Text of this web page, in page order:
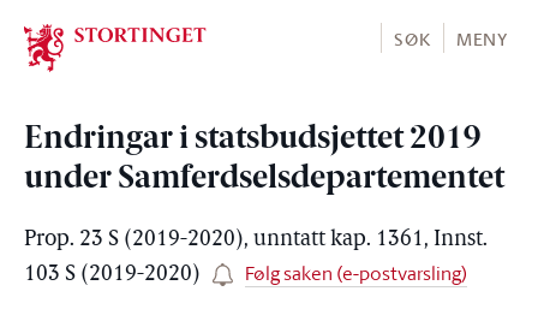
Stortinget.no
SØK MENY
Endringar i statsbudsjettet 2019
under Samferdselsdepartementet
Prop. 23 S (2019-2020), unntatt kap. 1361, Innst.
103 S (2019-2020)
Følg saken (e-postvarsling)